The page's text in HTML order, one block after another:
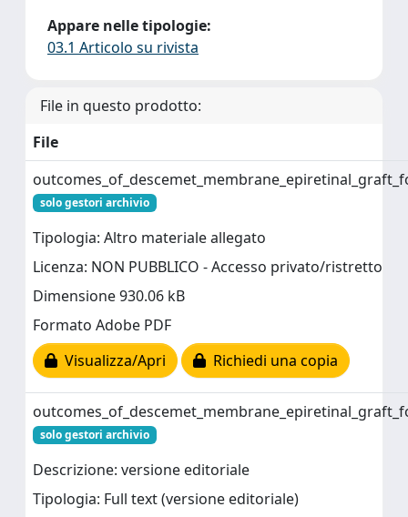
Appare nelle tipologie:
03.1 Articolo su rivista
File in questo prodotto:
File
solo gestori archivio
Tipologia: Altro materiale allegato
Licenza: NON PUBBLICO - Accesso privato/ristretto
Dimensione 930.06 kB
Formato Adobe PDF
Visualizza/Apri
Richiedi una copia
solo gestori archivio
Descrizione: versione editoriale
Tipologia: Full text (versione editoriale)